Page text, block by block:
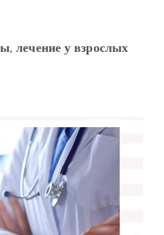
лечение у взрослых